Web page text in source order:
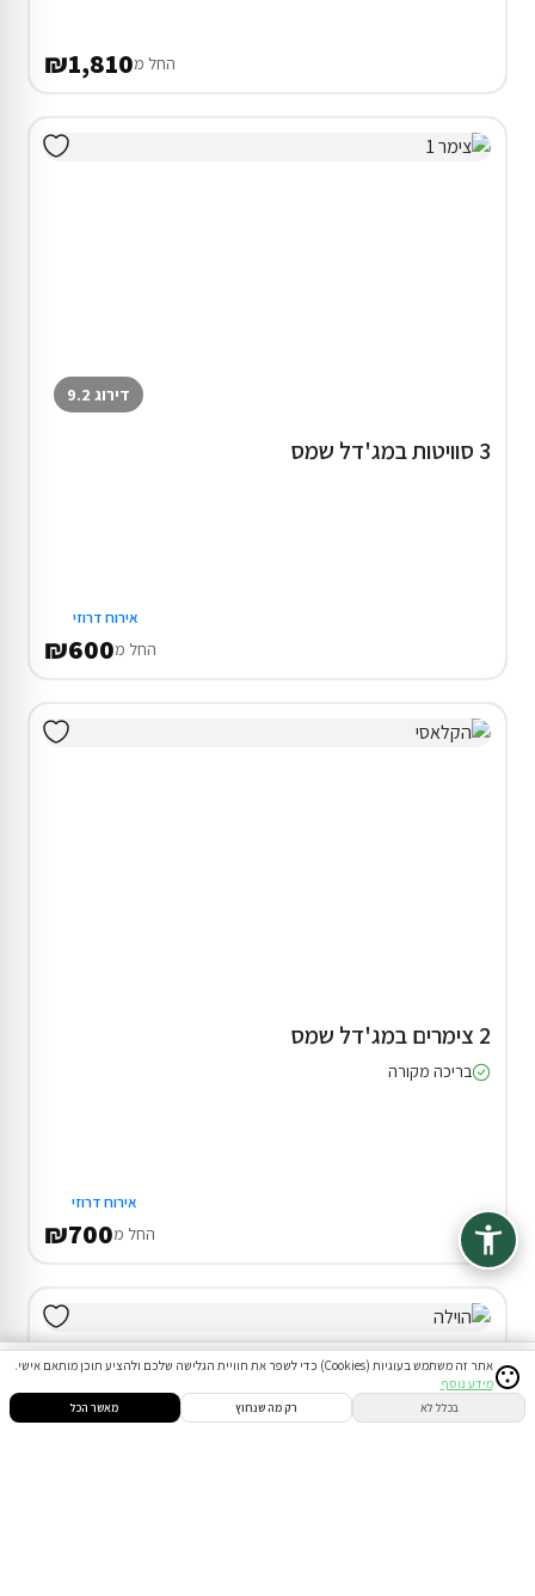
הזמנות הודעות התחבר
החל מ₪1,810
דירוג 9.2
3 סוויטות במג'דל שמס
אירוח דרוזי
החל מ₪600
2 צימרים במג'דל שמס
בריכה מקורה
אירוח דרוזי
החל מ₪700
אתר זה משתמש בעוגיות (Cookies) כדי לשפר את חוויית הגלישה שלכם ולהציע תוכן מותאם אישי.
מידע נוסף
בכלל לא רק מה שנחוץ מאשר הכל